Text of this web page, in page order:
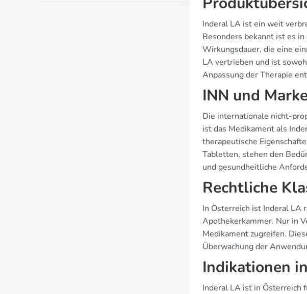
Inderal LA ist ein weit
Besonders bekannt ist es
Wirkungsdauer, die eine
LA vertrieben und ist
Anpassung der Therapie
INN und
Die internationale nicht-
ist das Medikament als
therapeutische
Tabletten, stehen den
und gesundheitliche
Rechtliche
In Österreich ist Inderal LA
Apothekerkammer. Nur in
Medikament zugreifen.
Überwachung der
Indikationen
Inderal LA ist in Österreich